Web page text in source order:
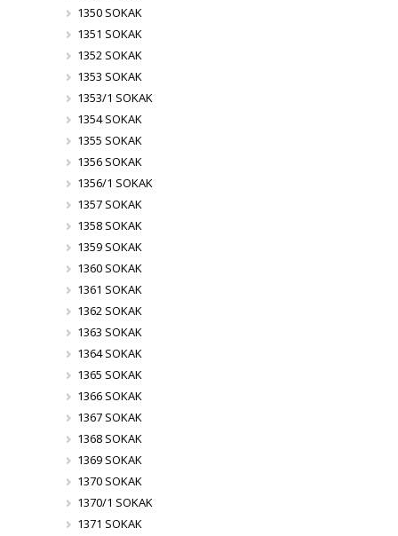
1350 SOKAK
1351 SOKAK
1352 SOKAK
1353 SOKAK
1353/1 SOKAK
1354 SOKAK
1355 SOKAK
1356 SOKAK
1356/1 SOKAK
1357 SOKAK
1358 SOKAK
1359 SOKAK
1360 SOKAK
1361 SOKAK
1362 SOKAK
1363 SOKAK
1364 SOKAK
1365 SOKAK
1366 SOKAK
1367 SOKAK
1368 SOKAK
1369 SOKAK
1370 SOKAK
1370/1 SOKAK
1371 SOKAK